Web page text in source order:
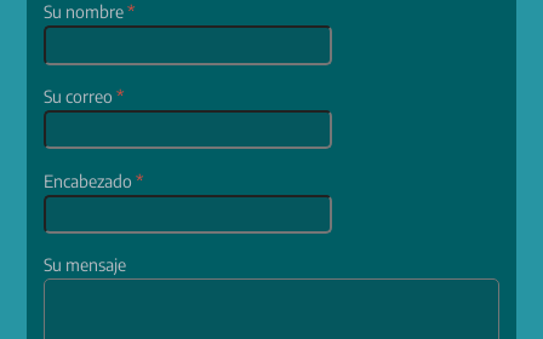
Su nombre*
Su correo*
Encabezado*
Su mensaje